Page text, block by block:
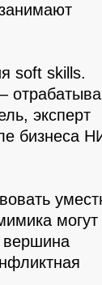
soft skills.
эксперт
бизнеса
могут
вершина